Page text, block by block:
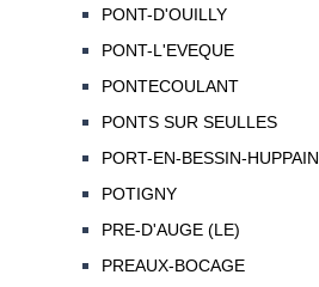
PONT-D'OUILLY
PONT-L'EVEQUE
PONTECOULANT
PONTS SUR SEULLES
PORT-EN-BESSIN-HUPPAIN
POTIGNY
PRE-D'AUGE (LE)
PREAUX-BOCAGE